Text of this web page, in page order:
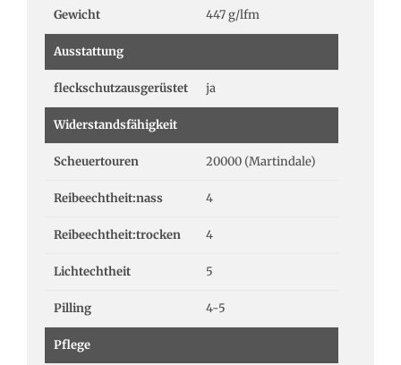
Gewicht 447 g/lfm
Ausstattung
fleckschutzausgerüstet ja
Widerstandsfähigkeit
Scheuertouren 20000 (Martindale)
Reibeechtheit:nass 4
Reibeechtheit:trocken 4
Lichtechtheit 5
Pilling 4-5
Pflege